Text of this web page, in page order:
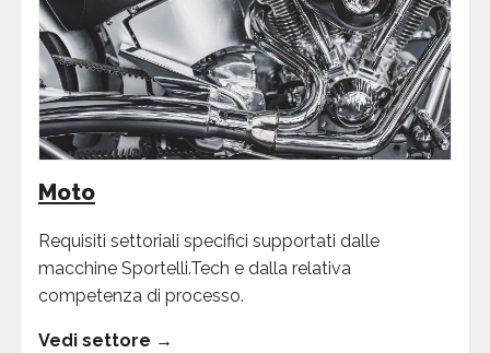
Moto
Requisiti settoriali specifici supportati dalle
macchine Sportelli.Tech e dalla relativa
competenza di processo.
Vedi settore →